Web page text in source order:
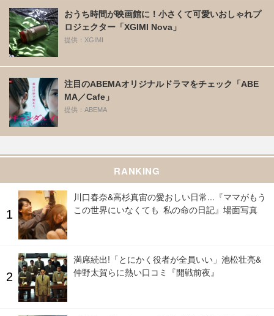
おうち時間が映画館に！小さくて可愛いおしゃれプ
ロジェクター「XGIMI Nova」
提供：XGIMI
注目のABEMAオリジナルドラマをチェック「ABE
MA／Cafe」
提供：ABEMA
RANKING
川口春奈&高杉真宙の愛おしい日常...『ママがもう
この世界にいなくても 私の命の日記』場面写真
満席続出!「とにかく役者が全員いい」池松壮亮&
仲野太賀らに熱い口コミ『開戦前夜』